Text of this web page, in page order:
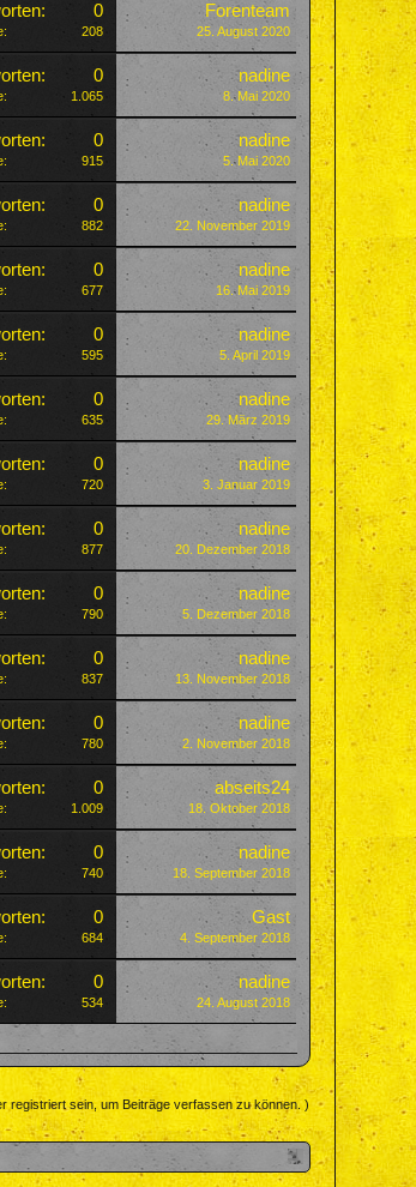
0
208
Forenteam
25. August 2020
0
1.065
nadine
8. Mai 2020
0
915
nadine
5. Mai 2020
0
882
nadine
22. November 2019
0
677
nadine
16. Mai 2019
0
595
nadine
5. April 2019
0
635
nadine
29. März 2019
0
720
nadine
3. Januar 2019
0
877
nadine
20. Dezember 2018
0
790
nadine
5. Dezember 2018
0
837
nadine
13. November 2018
0
780
nadine
2. November 2018
0
1.009
abseits24
18. Oktober 2018
0
740
nadine
18. September 2018
0
684
Gast
4. September 2018
0
534
nadine
24. August 2018
registriert sein, um Beiträge verfassen zu können. )